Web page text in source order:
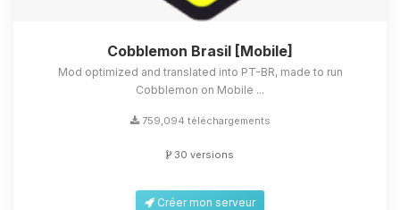
Cobblemon Brasil [Mobile]
Mod optimized and translated into PT-BR, made to run
Cobblemon on Mobile ...
759,094 téléchargements
30 versions
Créer mon serveur